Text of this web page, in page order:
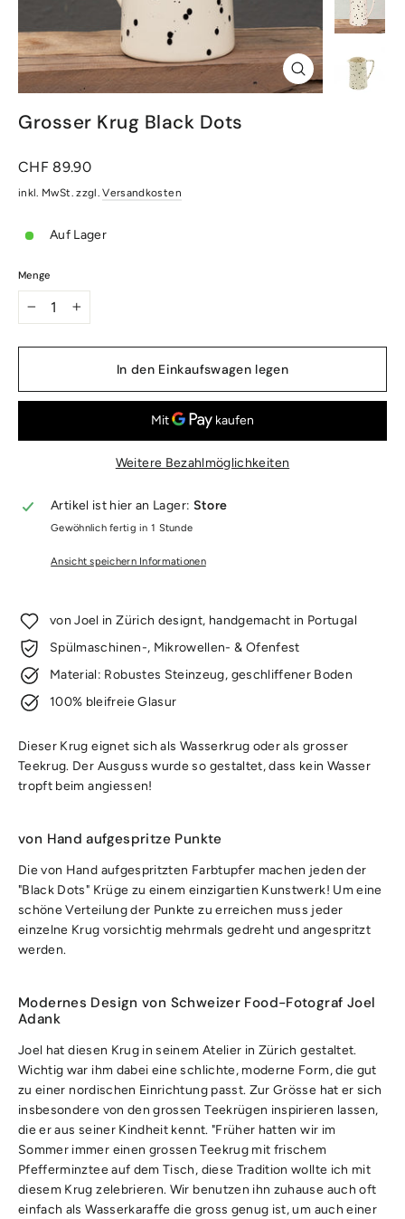
Schliessen
(Esc)
Grosser Krug Black Dots
Normaler
CHF 89.90
inkl. MwSt. zzgl.Versandkosten
Auf Lager
Menge
+
In den Einkaufswagen legen
Weitere Bezahlmöglichkeiten
Artikel ist hier an Lager: Store
Gewöhnlich fertig in 1 Stunde
Ansicht speichern Informationen
von Joel in Zürich designt, handgemacht in Portugal
Spülmaschinen-, Mikrowellen- & Ofenfest
Material: Robustes Steinzeug, geschliffener Boden
100% bleifreie Glasur
Dieser Krug eignet sich als Wasserkrug oder als grosser
Teekrug. Der Ausguss wurde so gestaltet, dass kein Wasser
tropft beim angiessen!
von Hand aufgespritze Punkte
Die von Hand aufgespritzten Farbtupfer machen jeden der
"Black Dots" Krüge zu einem einzigartien Kunstwerk! Um eine
schöne Verteilung der Punkte zu erreichen muss jeder
einzelne Krug vorsichtig mehrmals gedreht und angespritzt
werden.
Modernes Design von Schweizer Food-Fotograf Joel
Adank
Joel hat diesen Krug in seinem Atelier in Zürich gestaltet.
Wichtig war ihm dabei eine schlichte, moderne Form, die gut
zu einer nordischen Einrichtung passt. Zur Grösse hat er sich
insbesondere von den grossen Teekrügen inspirieren lassen,
die er aus seiner Kindheit kennt. "Früher hatten wir im
Sommer immer einen grossen Teekrug mit frischem
Pfefferminztee auf dem Tisch, diese Tradition wollte ich mit
diesem Krug zelebrieren. Wir benutzen ihn zuhause auch oft
einfach als Wasserkaraffe die gross genug ist, um auch einer